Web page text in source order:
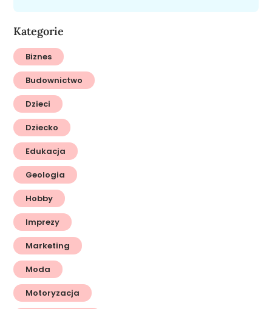
Kategorie
Biznes
Budownictwo
Dzieci
Dziecko
Edukacja
Geologia
Hobby
Imprezy
Marketing
Moda
Motoryzacja